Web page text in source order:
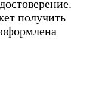
получить
оформлена